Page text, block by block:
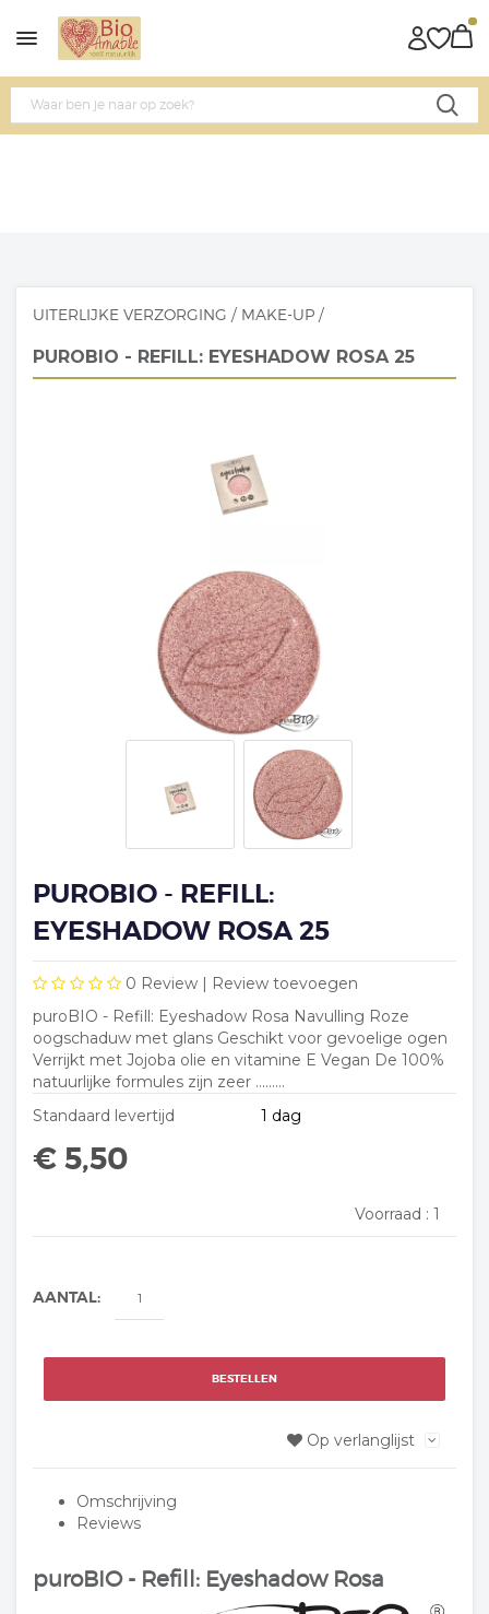
UITERLIJKE VERZORGING / MAKE-UP /
PUROBIO - REFILL: EYESHADOW ROSA 25
PUROBIO - REFILL:
EYESHADOW ROSA 25
0 Review | Review toevoegen
puroBIO - Refill: Eyeshadow Rosa Navulling Roze
oogschaduw met glans Geschikt voor gevoelige ogen
Verrijkt met Jojoba olie en vitamine E Vegan De 100%
natuurlijke formules zijn zeer .........
Standaard levertijd
1 dag
€ 5,50
Voorraad : 1
AANTAL:
BESTELLEN
Op verlanglijst
Omschrijving
Reviews
puroBIO - Refill: Eyeshadow Rosa